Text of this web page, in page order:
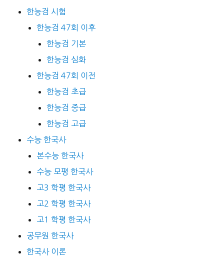
한능검 시험
한능검 47회 이후
한능검 기본
한능검 심화
한능검 47회 이전
한능검 초급
한능검 중급
한능검 고급
수능 한국사
본수능 한국사
수능 모평 한국사
고3 학평 한국사
고2 학평 한국사
고1 학평 한국사
공무원 한국사
한국사 이론